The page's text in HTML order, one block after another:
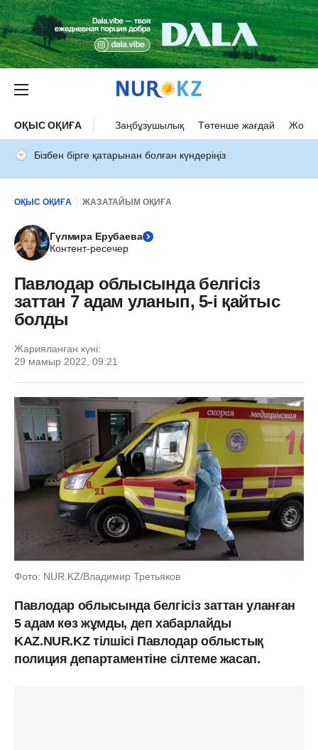
ОҚЫС ОҚИҒА Заңбұзушылық Төтенше жағдай Жол
Бізбен бірге қатарынан болған күндеріңіз
ОҚЫС ОҚИҒА ЖАЗАТАЙЫМ ОҚИҒА
Гүлмира Ерубаева
Контент-ресечер
Павлодар облысында белгісіз
заттан 7 адам уланып, 5-і қайтыс
болды
Жарияланған күні:
29 мамыр 2022, 09:21
Фото: NUR.KZ/Владимир Третьяков
Павлодар облысында белгісіз заттан уланған
5 адам көз жұмды, деп хабарлайды
KAZ.NUR.KZ тілшісі Павлодар облыстық
полиция департаментіне сілтеме жасап.